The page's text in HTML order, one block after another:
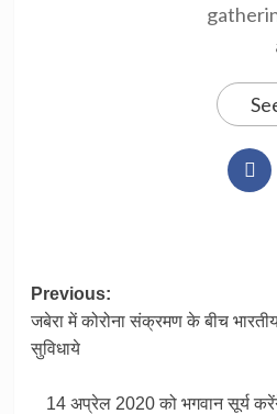
Post
navigation
Previous:
जबेरा में कोरोना संक्रमण के बीच
सुविधाये
14 अप्रेल 2020 को भगवान सूर्य